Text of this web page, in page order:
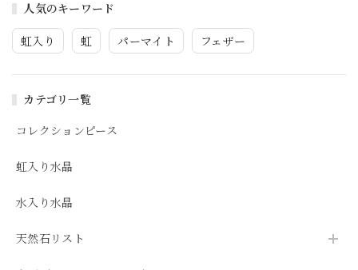
人気のキーワード
虹入り 虹 パーマイト フェザー
カテゴリ一覧
コレクションピース
虹入り水晶
水入り水晶
天然石リスト